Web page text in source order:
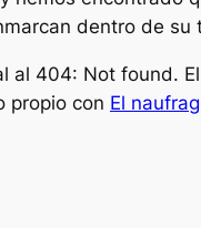
dentro de
al 404: Not found.
propio con El